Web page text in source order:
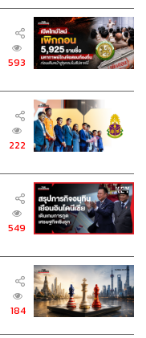
593
222
549
184